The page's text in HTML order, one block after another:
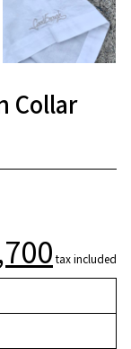
Collar
tax included